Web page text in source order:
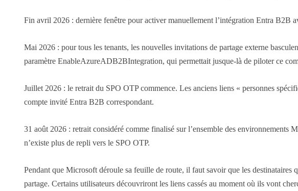
Fin avril 2026 : dernière fenêtre pour activer manuellement l’intégration Entra B2B
Mai 2026 : pour tous les tenants, les nouvelles invitations de partage externe
paramètre EnableAzureADB2BIntegration, qui permettait jusque-là de piloter ce
Juillet 2026 : le retrait du SPO OTP commence. Les anciens liens « personnes
compte invité Entra B2B correspondant.
31 août 2026 : retrait considéré comme finalisé sur l’ensemble des
n’existe plus de repli vers le SPO OTP.
Pendant que Microsoft déroule sa feuille de route, il faut savoir que les
partage. Certains utilisateurs découvriront les liens cassés au moment où ils vont